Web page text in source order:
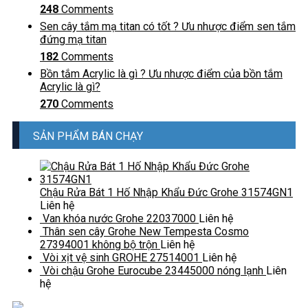
248 Comments
Sen cây tắm mạ titan có tốt ? Ưu nhược điểm sen tắm
đứng mạ titan
182 Comments
Bồn tắm Acrylic là gì ? Ưu nhược điểm của bồn tắm
Acrylic là gì?
270 Comments
SẢN PHẨM BÁN CHẠY
Chậu Rửa Bát 1 Hố Nhập Khẩu Đức Grohe 31574GN1
Liên hệ
Van khóa nước Grohe 22037000 Liên hệ
Thân sen cây Grohe New Tempesta Cosmo
27394001 không bộ trộn Liên hệ
Vòi xịt vệ sinh GROHE 27514001 Liên hệ
Vòi chậu Grohe Eurocube 23445000 nóng lạnh Liên
hệ